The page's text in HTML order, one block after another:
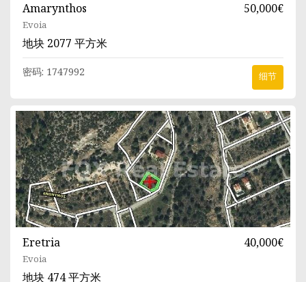
Amarynthos 50,000€
Evoia
地块 2077 平方米
密码: 1747992 细节
Eretria 40,000€
Evoia
地块 474 平方米